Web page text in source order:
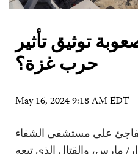
توثيق تأثير
حرب غزة؟
May 16, 2024 9:18 AM EDT
على مستشفى الشفاء
غزة في 18 آذار/ مارس، والقتال الذي تبعه